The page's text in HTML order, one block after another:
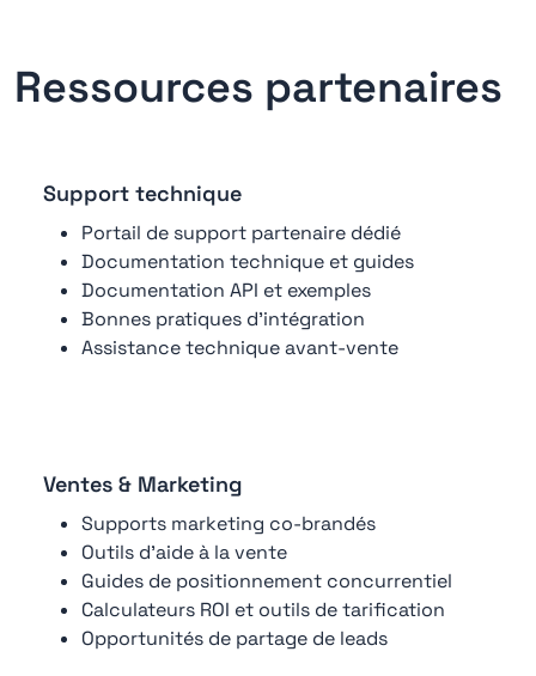
Ressources partenaires
Support technique
Portail de support partenaire dédié
Documentation technique et guides
Documentation API et exemples
Bonnes pratiques d'intégration
Assistance technique avant-vente
Ventes & Marketing
Supports marketing co-brandés
Outils d'aide à la vente
Guides de positionnement concurrentiel
Calculateurs ROI et outils de tarification
Opportunités de partage de leads